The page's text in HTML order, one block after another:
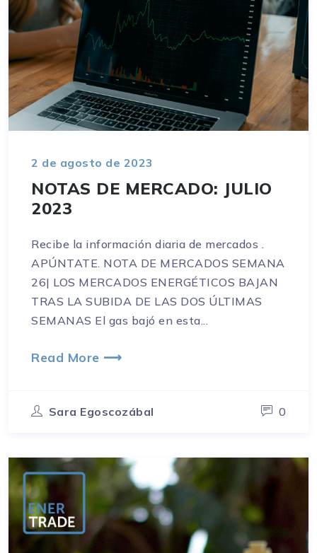
2 de agosto de 2023
NOTAS DE MERCADO: JULIO
2023
Recibe la información diaria de mercados .
APÚNTATE. NOTA DE MERCADOS SEMANA
26| LOS MERCADOS ENERGÉTICOS BAJAN
TRAS LA SUBIDA DE LAS DOS ÚLTIMAS
SEMANAS El gas bajó en esta...
Read More ⟶
Sara Egoscozábal 0